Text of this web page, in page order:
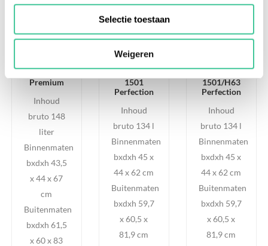
Selectie toestaan
Weigeren
FKUv 1663
Premium
Inhoud
bruto 148
liter
Binnenmaten
bxdxh 43,5
x 44 x 67
cm
Buitenmaten
bxdxh 61,5
x 60 x 83
HMTvh
1501
Perfection
Inhoud
bruto 134 l
Binnenmaten
bxdxh 45 x
44 x 62 cm
Buitenmaten
bxdxh 59,7
x 60,5 x
81,9 cm
HMTvh
1501/H63
Perfection
Inhoud
bruto 134 l
Binnenmaten
bxdxh 45 x
44 x 62 cm
Buitenmaten
bxdxh 59,7
x 60,5 x
81,9 cm